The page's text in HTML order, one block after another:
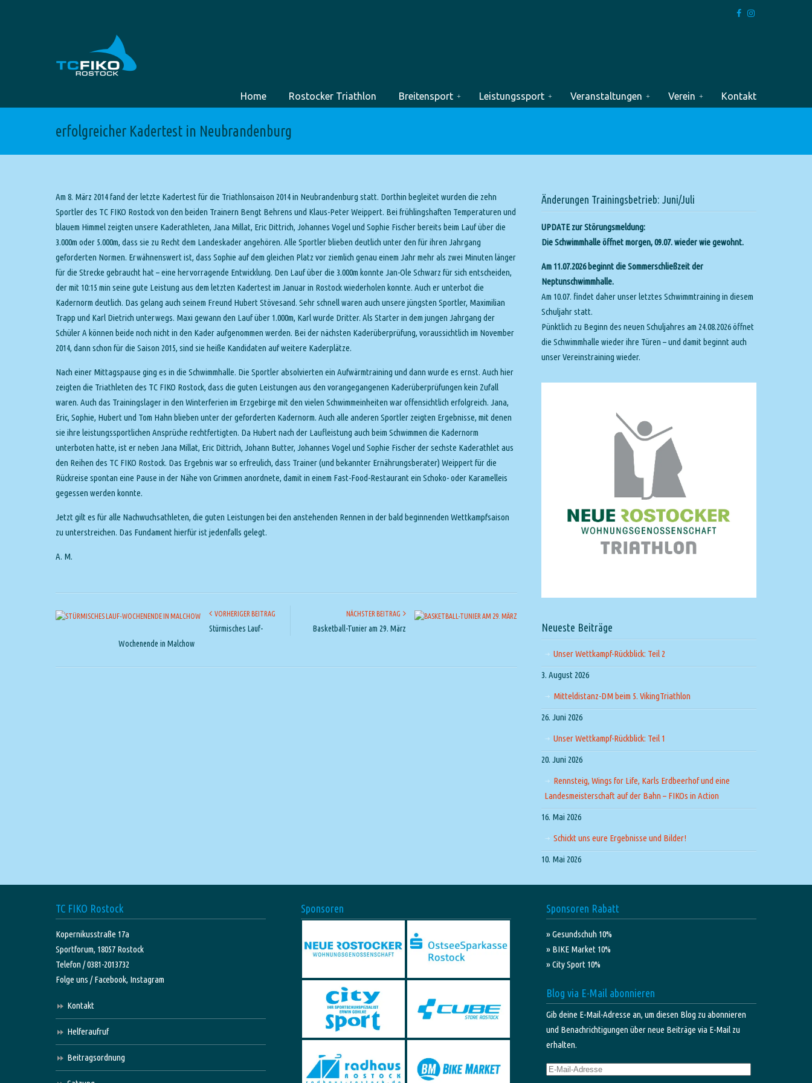
Home Rostocker Triathlon Breitensport Leistungssport Veranstaltungen Verein Kontakt
erfolgreicher Kadertest in Neubrandenburg
Am 8. März 2014 fand der letzte Kadertest für die Triathlonsaison 2014 in Neubrandenburg statt. Dorthin begleitet wurden die zehn
Sportler des TC FIKO Rostock von den beiden Trainern Bengt Behrens und Klaus-Peter Weippert. Bei frühlingshaften Temperaturen und
blauem Himmel zeigten unsere Kaderathleten, Jana Millat, Eric Dittrich, Johannes Vogel und Sophie Fischer bereits beim Lauf über die
3.000m oder 5.000m, dass sie zu Recht dem Landeskader angehören. Alle Sportler blieben deutlich unter den für ihren Jahrgang
geforderten Normen. Erwähnenswert ist, dass Sophie auf dem gleichen Platz vor ziemlich genau einem Jahr mehr als zwei Minuten länger
für die Strecke gebraucht hat – eine hervorragende Entwicklung. Den Lauf über die 3.000m konnte Jan-Ole Schwarz für sich entscheiden,
der mit 10:15 min seine gute Leistung aus dem letzten Kadertest im Januar in Rostock wiederholen konnte. Auch er unterbot die
Kadernorm deutlich. Das gelang auch seinem Freund Hubert Stövesand. Sehr schnell waren auch unsere jüngsten Sportler, Maximilian
Trapp und Karl Dietrich unterwegs. Maxi gewann den Lauf über 1.000m, Karl wurde Dritter. Als Starter in dem jungen Jahrgang der
Schüler A können beide noch nicht in den Kader aufgenommen werden. Bei der nächsten Kaderüberprüfung, voraussichtlich im November
2014, dann schon für die Saison 2015, sind sie heiße Kandidaten auf weitere Kaderplätze.
Nach einer Mittagspause ging es in die Schwimmhalle. Die Sportler absolvierten ein Aufwärmtraining und dann wurde es ernst. Auch hier
zeigten die Triathleten des TC FIKO Rostock, dass die guten Leistungen aus den vorangegangenen Kaderüberprüfungen kein Zufall
waren. Auch das Trainingslager in den Winterferien im Erzgebirge mit den vielen Schwimmeinheiten war offensichtlich erfolgreich. Jana,
Eric, Sophie, Hubert und Tom Hahn blieben unter der geforderten Kadernorm. Auch alle anderen Sportler zeigten Ergebnisse, mit denen
sie ihre leistungssportlichen Ansprüche rechtfertigten. Da Hubert nach der Laufleistung auch beim Schwimmen die Kadernorm
unterboten hatte, ist er neben Jana Millat, Eric Dittrich, Johann Butter, Johannes Vogel und Sophie Fischer der sechste Kaderathlet aus
den Reihen des TC FIKO Rostock. Das Ergebnis war so erfreulich, dass Trainer (und bekannter Ernährungsberater) Weippert für die
Rückreise spontan eine Pause in der Nähe von Grimmen anordnete, damit in einem Fast-Food-Restaurant ein Schoko- oder Karamelleis
gegessen werden konnte.
Jetzt gilt es für alle Nachwuchsathleten, die guten Leistungen bei den anstehenden Rennen in der bald beginnenden Wettkampfsaison
zu unterstreichen. Das Fundament hierfür ist jedenfalls gelegt.
A. M.
VORHERIGER BEITRAG
Stürmisches Lauf-
Wochenende in Malchow
NÄCHSTER BEITRAG
Basketball-Tunier am 29. März
Änderungen Trainingsbetrieb: Juni/Juli
UPDATE zur Störungsmeldung:
Die Schwimmhalle öffnet morgen, 09.07. wieder wie gewohnt.
Am 11.07.2026 beginnt die Sommerschließzeit der
Neptunschwimmhalle.
Am 10.07. findet daher unser letztes Schwimmtraining in diesem
Schuljahr statt.
Pünktlich zu Beginn des neuen Schuljahres am 24.08.2026 öffnet
die Schwimmhalle wieder ihre Türen – und damit beginnt auch
unser Vereinstraining wieder.
Neueste Beiträge
Unser Wettkampf-Rückblick: Teil 2
3. August 2026
Mitteldistanz-DM beim 5. VikingTriathlon
26. Juni 2026
Unser Wettkampf-Rückblick: Teil 1
20. Juni 2026
Rennsteig, Wings for Life, Karls Erdbeerhof und eine
Landesmeisterschaft auf der Bahn – FIKOs in Action
16. Mai 2026
Schickt uns eure Ergebnisse und Bilder!
10. Mai 2026
TC FIKO Rostock
Kopernikusstraße 17a
Sportforum, 18057 Rostock
Telefon / 0381-2013732
Folge uns /Facebook, Instagram
Kontakt
Helferaufruf
Beitragsordnung
Sponsoren Sponsoren Rabatt
» Gesundschuh 10%
» BIKE Market 10%
» City Sport 10%
Blog via E-Mail abonnieren
Gib deine E-Mail-Adresse an, um diesen Blog zu abonnieren
und Benachrichtigungen über neue Beiträge via E-Mail zu
erhalten.
E-